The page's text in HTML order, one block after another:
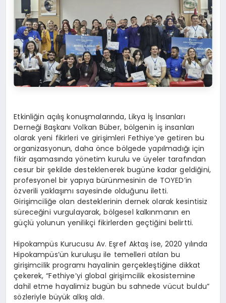
Etkinliğin açılış konuşmalarında, Likya İş İnsanları
Derneği Başkanı Volkan Büber, bölgenin iş insanları
olarak yeni fikirleri ve girişimleri Fethiye’ye getiren bu
organizasyonun, daha önce bölgede yapılmadığı için
fikir aşamasında yönetim kurulu ve üyeler tarafından
cesur bir şekilde desteklenerek bugüne kadar geldiğini,
profesyonel bir yapıya bürünmesinin de TOYED’in
özverili yaklaşımı sayesinde olduğunu iletti.
Girişimciliğe olan desteklerinin dernek olarak kesintisiz
süreceğini vurgulayarak, bölgesel kalkınmanın en
güçlü yolunun yenilikçi fikirlerden geçtiğini belirtti.
Hipokampüs Kurucusu Av. Eşref Aktaş ise, 2020 yılında
Hipokampüs’ün kuruluşu ile temelleri atılan bu
girişimcilik programı hayalinin gerçekleştiğine dikkat
çekerek, “Fethiye’yi global girişimcilik ekosistemine
dahil etme hayalimiz bugün bu sahnede vücut buldu”
sözleriyle büyük alkış aldı.